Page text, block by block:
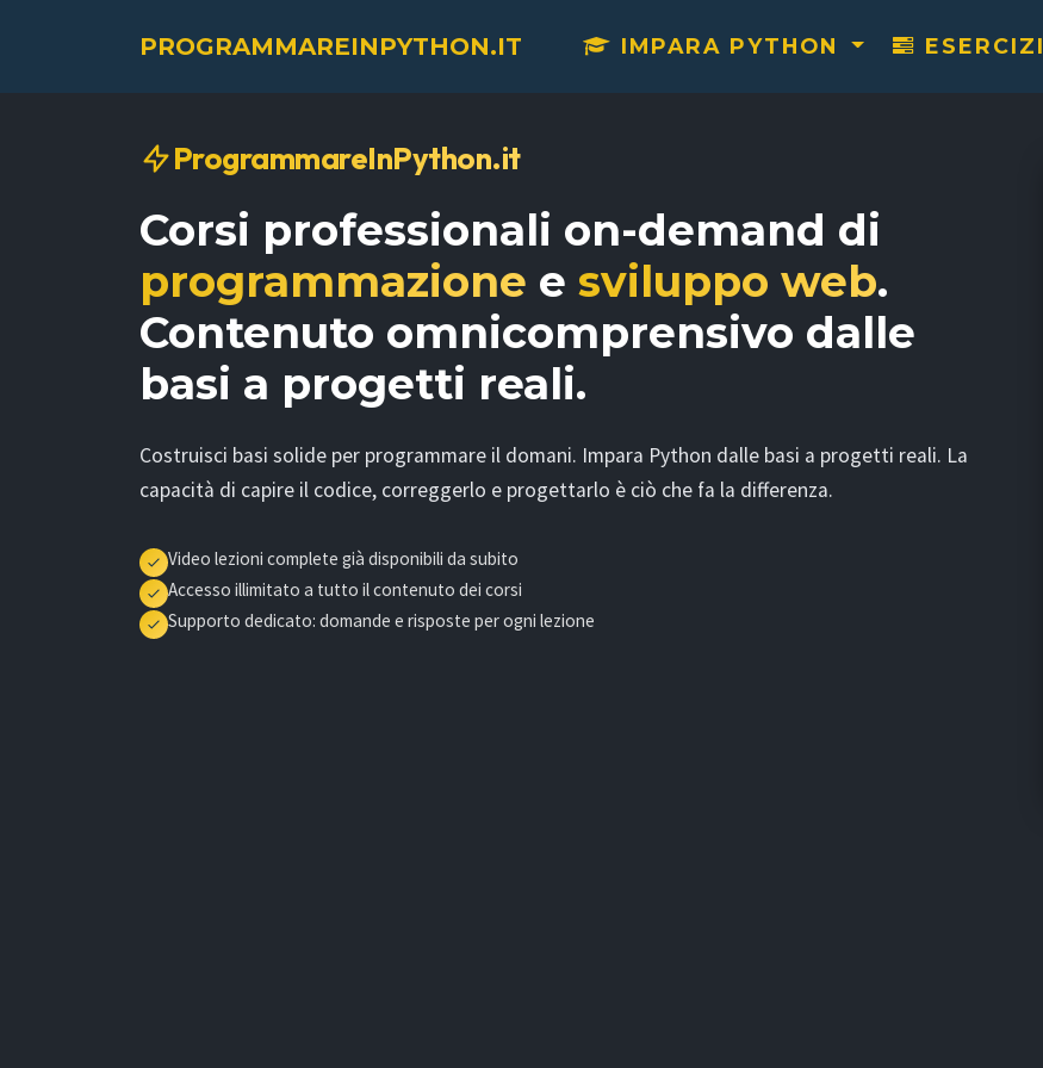
PROGRAMMAREINPYTHON.IT IMPARA PYTHON ESERCIZI
ProgrammareInPython.it
Corsi professionali on-demand di
programmazione e sviluppo web.
Contenuto omnicomprensivo dalle
basi a progetti reali.
Costruisci basi solide per programmare il domani. Impara Python dalle basi a progetti reali. La
capacità di capire il codice, correggerlo e progettarlo è ciò che fa la differenza.
Video lezioni complete già disponibili da subito
Accesso illimitato a tutto il contenuto dei corsi
Supporto dedicato: domande e risposte per ogni lezione